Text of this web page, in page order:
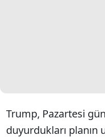
Trump, Pazartesi
duyurdukları